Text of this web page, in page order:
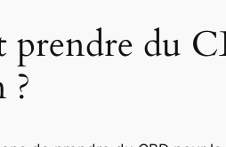
du
?